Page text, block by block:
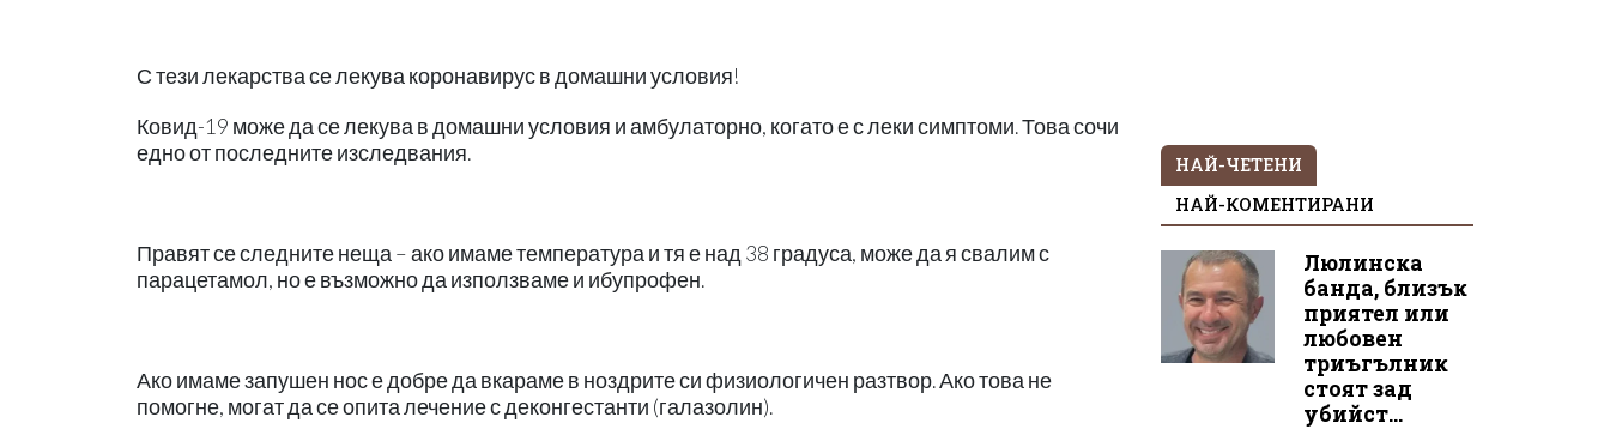
С тези лекарства се лекува коронавирус в домашни условия!
Ковид-19 може да се лекува в домашни условия и амбулаторно, когато е с леки симптоми. Това сочи
едно от последните изследвания.
Правят се следните неща – ако имаме температура и тя е над 38 градуса, може да я свалим с
парацетамол, но е възможно да използваме и ибупрофен.
Ако имаме запушен нос е добре да вкараме в ноздрите си физиологичен разтвор. Ако това не
помогне, могат да се опита лечение с деконгестанти (галазолин).
НАЙ-ЧЕТЕНИ
НАЙ-КОМЕНТИРАНИ
Люлинска
банда, близък
приятел или
любовен
триъгълник
стоят зад
убийст...